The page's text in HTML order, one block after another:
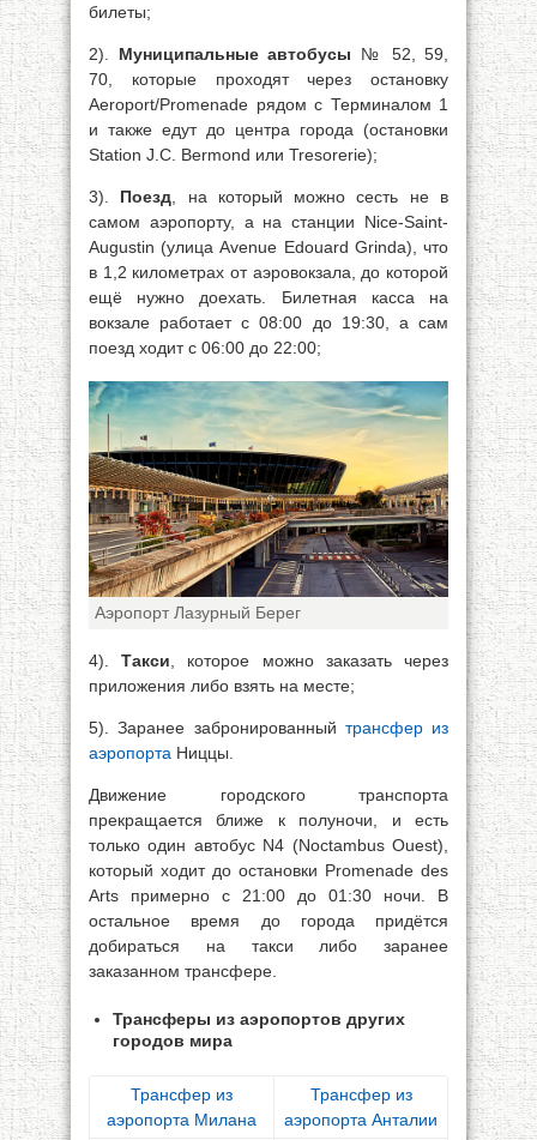
билеты;
2). Муниципальные автобусы № 52, 59,
70, которые проходят через остановку
Aeroport/Promenade рядом с Терминалом 1
и также едут до центра города (остановки
Station J.C. Bermond или Tresorerie);
3). Поезд , на который можно сесть не в
самом аэропорту, а на станции Nice-Saint-
Augustin (улица Avenue Edouard Grinda), что
в 1,2 километрах от аэровокзала, до которой
ещё нужно доехать. Билетная касса на
вокзале работает с 08:00 до 19:30, а сам
поезд ходит с 06:00 до 22:00;
Аэропорт Лазурный Берег
4).Такси , которое можно заказать через
приложения либо взять на месте;
5). Заранее забронированный трансфер из
аэропорта Ниццы.
Движение городского транспорта
прекращается ближе к полуночи, и есть
только один автобус N4 (Noctambus Ouest),
который ходит до остановки Promenade des
Arts примерно с 21:00 до 01:30 ночи. В
остальное время до города придётся
добираться на такси либо заранее
заказанном трансфере.
Трансферы из аэропортов других
городов мира
Трансфер из
аэропорта Милана
Трансфер из
аэропорта Анталии